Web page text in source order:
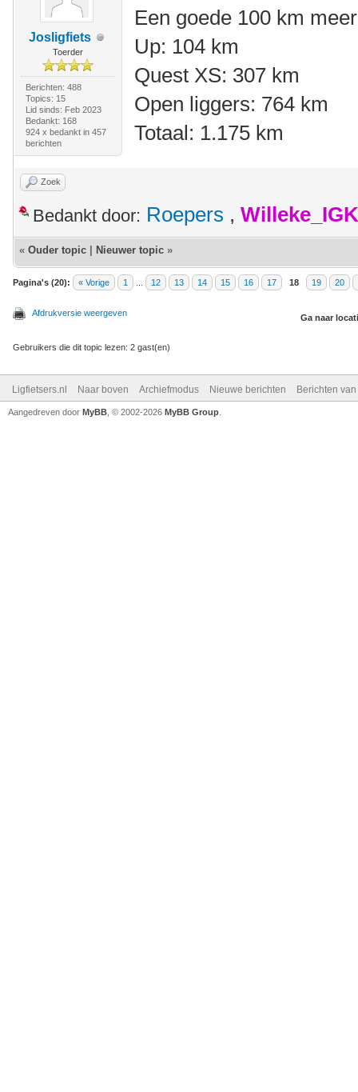
Josligfiets
Toerder
Berichten: 488
Topics: 15
Lid sinds: Feb 2023
Bedankt: 168
924 x bedankt in 457
berichten
Een goede 100 km
Up: 104 km
Quest XS: 307 km
Open liggers: 764 km
Totaal: 1.175 km
Zoek
Bedankt door: Roepers ,
« Ouder topic Nieuwer topic »
Pagina's (20): « Vorige 1 12 13 14 15 16 17 18 19 20
Afdrukversie weergeven Ga naar
Gebruikers die dit topic lezen: 2 gast(en)
Ligfietsers.nl Naar boven Archiefmodus Nieuwe berichten Berichten
Aangedreven door MyBB , © 2002-2026 MyBB Group